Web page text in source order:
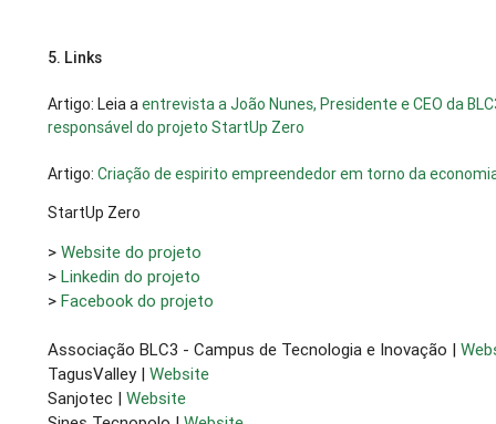
5. Links
Artigo: Leia aentrevista a João Nunes, Presidente e CEO da
responsável do projeto StartUp Zero
Artigo:Criação de espirito empreendedor em torno da
StartUp Zero
>Website do projeto
>Linkedin do projeto
>Facebook do projeto
Associação BLC3 - Campus de Tecnologia e Inovação |
TagusValley |Website
Sanjotec |Website